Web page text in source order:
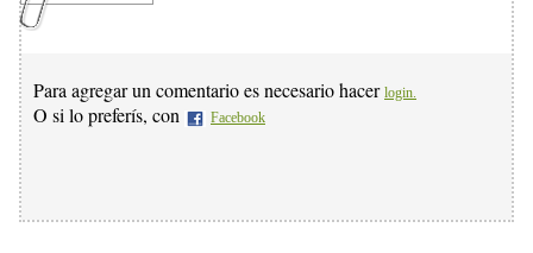
Para agregar un comentario es necesario hacer login.
O si lo preferís, con Facebook